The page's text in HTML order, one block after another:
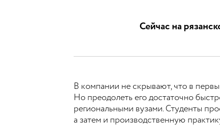
Сейчас на
В компании не скрывают, что в
Но преодолеть его достаточно
региональными вузами. Студенты
а затем и производственную